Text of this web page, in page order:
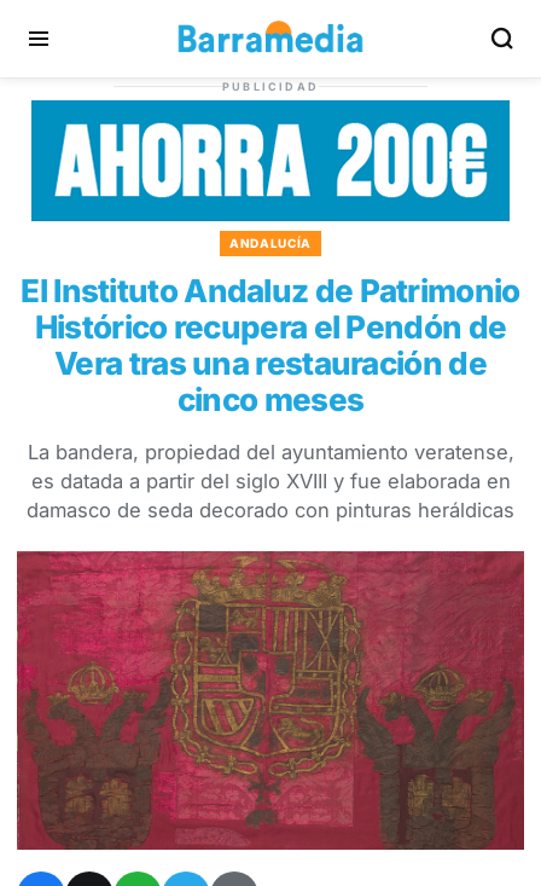
PUBLICIDAD
ANDALUCÍA
El Instituto Andaluz de Patrimonio
Histórico recupera el Pendón de
Vera tras una restauración de
cinco meses
La bandera, propiedad del ayuntamiento veratense,
es datada a partir del siglo XVIII y fue elaborada en
damasco de seda decorado con pinturas heráldicas